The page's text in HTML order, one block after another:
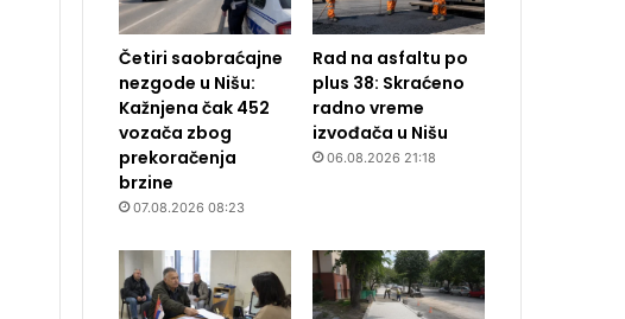
Četiri saobraćajne
nezgode u Nišu:
Kažnjena čak 452
vozača zbog
prekoračenja
brzine
07.08.2026 08:23
Rad na asfaltu po
plus 38: Skraćeno
radno vreme
izvođača u Nišu
06.08.2026 21:18